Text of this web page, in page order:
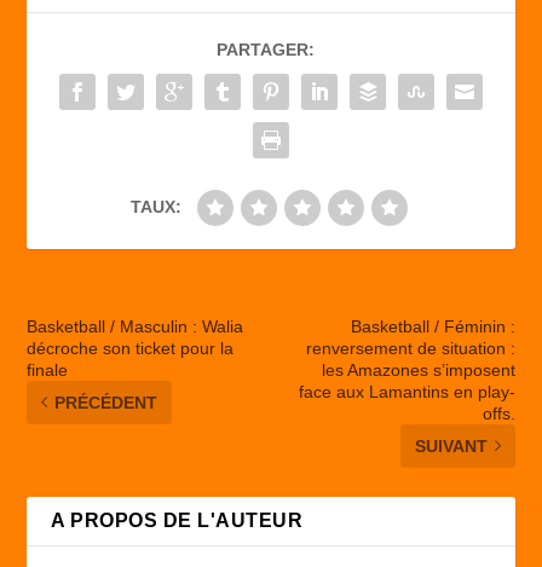
b
o
o
d
o
n
er
PARTAGER:
TAUX:
Basketball / Masculin : Walia
décroche son ticket pour la
finale
PRÉCÉDENT
Basketball / Féminin :
renversement de situation :
les Amazones s’imposent
face aux Lamantins en play-
offs.
SUIVANT
A PROPOS DE L'AUTEUR